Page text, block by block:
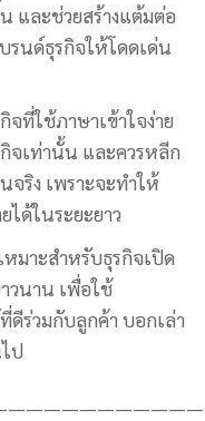
และช่วยสร้างแต้มต่อ
รนด์ธุรกิจให้โดดเด่น
ที่ใช้ภาษาเข้าใจง่าย
จเท่านั้น และควรหลีก
จริง เพราะจะทำให้
ด้ในระยะยาว
หมาะสำหรับธุรกิจเปิด
วนาน เพื่อใช้
ดีร่วมกับลูกค้า บอกเล่า
ป